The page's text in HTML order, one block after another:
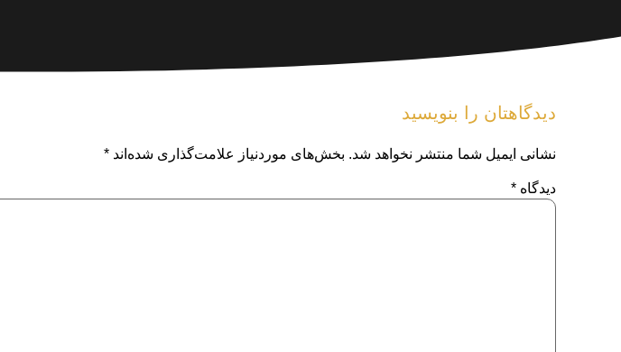
دیدگاهتان را بنویسید
نشانی ایمیل شما منتشر نخواهد شد. بخش‌های موردنیاز علامت‌گذاری شده‌اند *
دیدگاه *